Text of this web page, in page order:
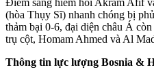
(hòa Thụy Sĩ) nhanh chóng bị
thảm bại 0-6, đại diện châu Á
trụ cột, Homam Ahmed và Al
Thông tin lực lượng Bosnia &